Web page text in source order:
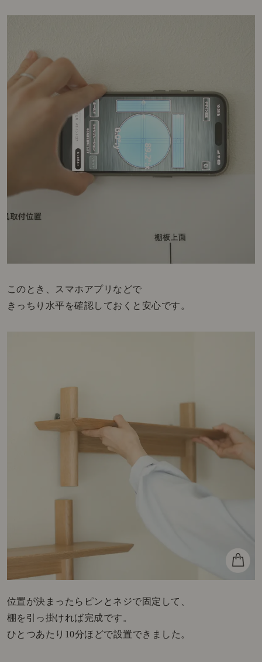
このとき、スマホアプリなどで
きっちり水平を確認しておくと安心です。
位置が決まったらピンとネジで固定して、
棚を引っ掛ければ完成です。
ひとつあたり10分ほどで設置できました。